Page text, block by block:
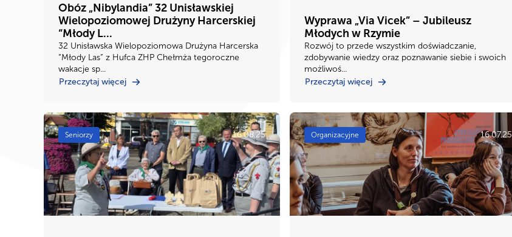
Obóz „Nibylandia” 32 Unisławskiej
Wielopoziomowej Drużyny Harcerskiej
“Młody L...
32 Unisławska Wielopoziomowa Drużyna Harcerska
“Młody Las” z Hufca ZHP Chełmża tegoroczne
wakacje sp...
Przeczytaj więcej
Wyprawa „Via Vicek” – Jubileusz
Młodych w Rzymie
Rozwój to przede wszystkim doświadczanie,
zdobywanie wiedzy oraz poznawanie siebie i swoich
możliwoś...
Przeczytaj więcej
Seniorzy 16.08.25 Organizacyjne 16.07.25